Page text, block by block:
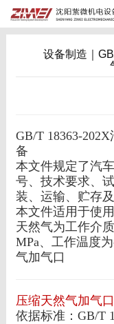
设备制造｜
GB/T 18363-
备
本文件规定了汽
号、技术要求、
装、运输、贮存及
本文件适用于使
天然气为工作介
MPa、工作温度
气加气口
压缩天然气加气
依据标准：GB/T